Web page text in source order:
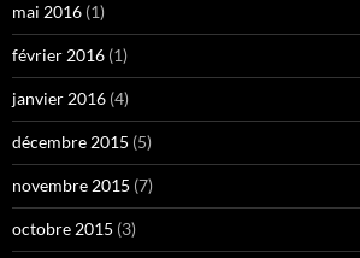
mai 2016 (1)
février 2016 (1)
janvier 2016 (4)
décembre 2015 (5)
novembre 2015 (7)
octobre 2015 (3)